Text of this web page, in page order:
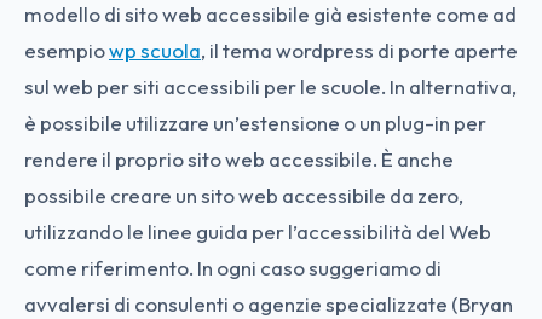
modello di sito web accessibile già esistente come ad
esempiowp scuola, il tema wordpress di porte aperte
sul web per siti accessibili per le scuole. In alternativa,
è possibile utilizzare un’estensione o un plug-in per
rendere il proprio sito web accessibile. È anche
possibile creare un sito web accessibile da zero,
utilizzando le linee guida per l’accessibilità del Web
come riferimento. In ogni caso suggeriamo di
avvalersi di consulenti o agenzie specializzate (Bryan